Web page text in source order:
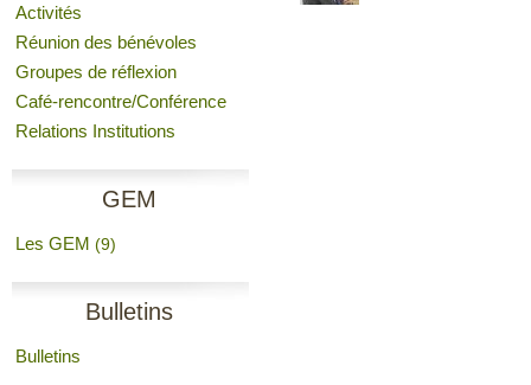
Activités
Réunion des bénévoles
Groupes de réflexion
Café-rencontre/Conférence
Relations Institutions
GEM
Les GEM (9)
Bulletins
Bulletins